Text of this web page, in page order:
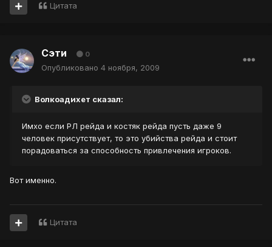
Цитата
Сэти 0
Опубликовано 4 ноября, 2009
Волкоадихет сказал:
Имхо если РЛ рейда и костяк рейда пусть даже 9
человек присутствует, то это убийства рейда и стоит
порадоваться за способность привлечения игроков.
Вот именно.
Цитата